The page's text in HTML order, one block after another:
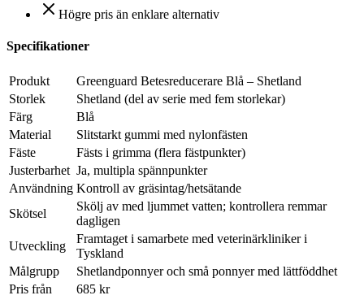
Högre pris än enklare alternativ
Specifikationer
Produkt
Greenguard Betesreducerare Blå – Shetland
Storlek
Shetland (del av serie med fem storlekar)
Färg
Blå
Material
Slitstarkt gummi med nylonfästen
Fäste
Fästs i grimma (flera fästpunkter)
Justerbarhet Ja, multipla spännpunkter
Användning Kontroll av gräsintag/hetsätande
Skötsel
Skölj av med ljummet vatten; kontrollera remmar
dagligen
Utveckling
Framtaget i samarbete med veterinärkliniker i
Tyskland
Målgrupp
Shetlandponnyer och små ponnyer med lättföddhet
Pris från
685 kr